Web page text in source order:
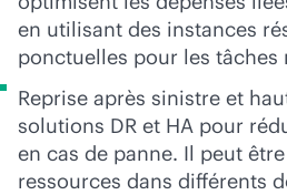
en utilisant des instances
ponctuelles pour les tâches
Reprise après sinistre et
solutions DR et HA pour
en cas de panne. Il peut
ressources dans différents